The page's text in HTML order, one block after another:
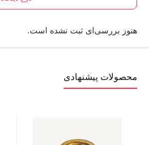
هنوز بررسی‌ای ثبت نشده است.
محصولات پیشنهادی